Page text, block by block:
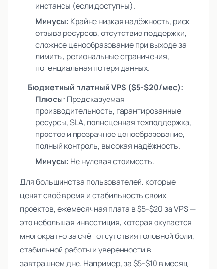
инстансы (если доступны).
Минусы: Крайне низкая надёжность, риск
отзыва ресурсов, отсутствие поддержки,
сложное ценообразование при выходе за
лимиты, региональные ограничения,
потенциальная потеря данных.
Бюджетный платный VPS ($5-$20/мес):
Плюсы: Предсказуемая
производительность, гарантированные
ресурсы, SLA, полноценная техподдержка,
простое и прозрачное ценообразование,
полный контроль, высокая надёжность.
Минусы: Не нулевая стоимость.
Для большинства пользователей, которые
ценят своё время и стабильность своих
проектов, ежемесячная плата в $5-$20 за VPS —
это небольшая инвестиция, которая окупается
многократно за счёт отсутствия головной боли,
стабильной работы и уверенности в
завтрашнем дне. Например, за $5-$10 в месяц